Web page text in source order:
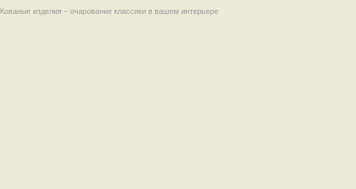
Кованые изделия – очарование классики в вашем интерьере